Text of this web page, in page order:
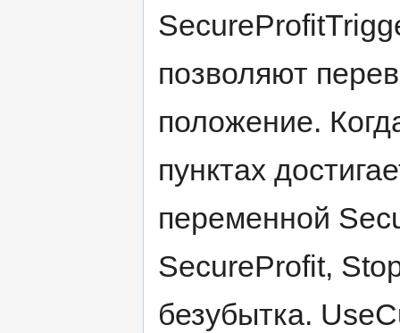
позволяют
положение.
пунктах
переменной
SecureProfit,
безубытка.